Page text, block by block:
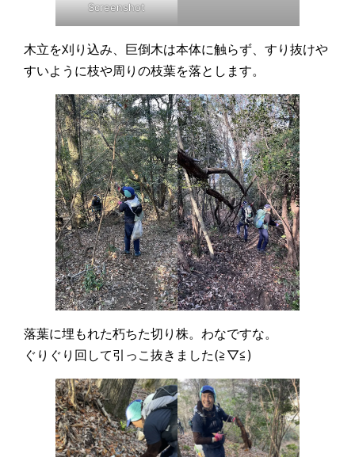
Screenshot
木立を刈り込み、巨倒木は本体に触らず、すり抜けや
すいように枝や周りの枝葉を落とします。
落葉に埋もれた朽ちた切り株。わなですな。
ぐりぐり回して引っこ抜きました(≧▽≦)